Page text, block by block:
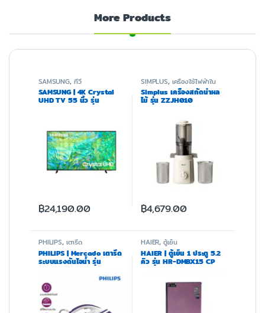
More Products
SAMSUNG, ทีวี
SAMSUNG | 4K Crystal
UHD TV 55 นิ้ว รุ่น
฿24,190.00
SIMPLUS, เครื่องใช้ไฟฟ้าใน
ครัว
Simplus เครื่องสกัดน้ำผล
ไม้ รุ่น ZZJH010
฿4,679.00
PHILIPS, เตารีด
PHILIPS | Mercado เตารีด
ระบบแรงดันไอน้ำ รุ่น
HAIER,ตู้เย็น
HAIER | ตู้เย็น 1 ประตู 5.2
คิว รุ่น HR-DMBX15 CP